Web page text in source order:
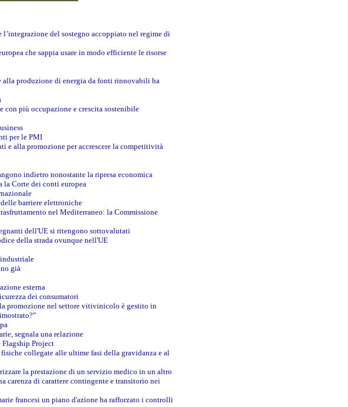
del sostegno accoppiato nel regime di
che sappia usare in modo efficiente le risorse
produzione di energia da fonti rinnovabili ha
più occupazione e crescita sostenibile
per le PMI
e alla promozione per accrescere la competitività
indietro nonostante la ripresa economica
la Corte dei conti europea
barriere elettroniche
nel Mediterraneo: la Commissione
dell'UE si ritengono sottovalutati
della strada ovunque nell'UE
già
esterna
dei consumatori
promozione nel settore vitivinicolo è gestito in
segnala una relazione
Flagship Project
collegate alle ultime fasi della gravidanza e al
la prestazione di un servizio medico in un altro
carenza di carattere contingente e transitorio nei
francesi un piano d'azione ha rafforzato i controlli